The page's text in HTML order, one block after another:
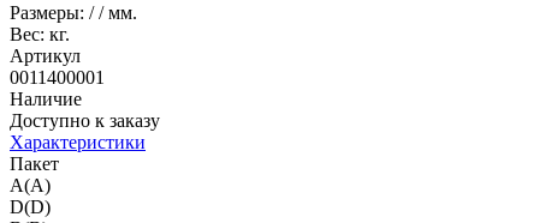
Размеры: //мм.
Вес: кг.
Артикул
0011400001
Наличие
Доступно к заказу
Характеристики
Пакет
A(A)
D(D)